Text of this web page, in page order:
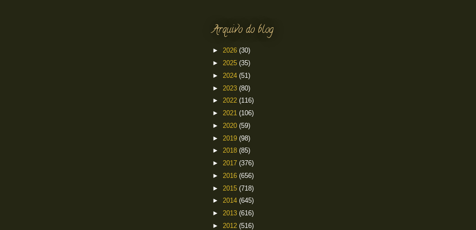
Arquivo do blog
► 2026 (30)
► 2025 (35)
► 2024 (51)
► 2023 (80)
► 2022 (116)
► 2021 (106)
► 2020 (59)
► 2019 (98)
► 2018 (85)
► 2017 (376)
► 2016 (656)
► 2015 (718)
► 2014 (645)
► 2013 (616)
► 2012 (516)